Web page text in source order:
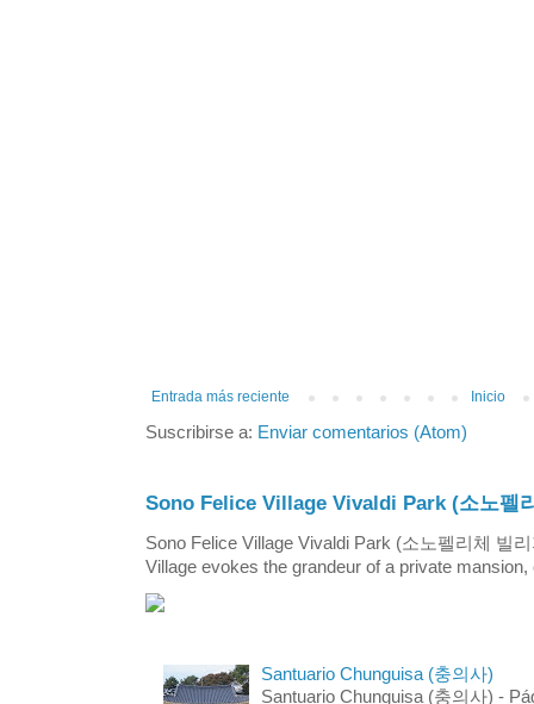
Entrada más reciente Inicio
Suscribirse a: Enviar comentarios (Atom)
Sono Felice Village Vivaldi Park (소노펠
Sono Felice Village Vivaldi Park (소노펠리체 빌
Village evokes the grandeur of a private
Santuario Chunguisa (충의사)
Santuario Chunguisa (충의사) -